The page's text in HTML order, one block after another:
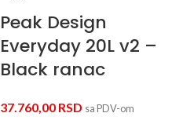
Peak Design
Everyday 20L v2 –
Black ranac
37.760,00 RSD sa PDV-om